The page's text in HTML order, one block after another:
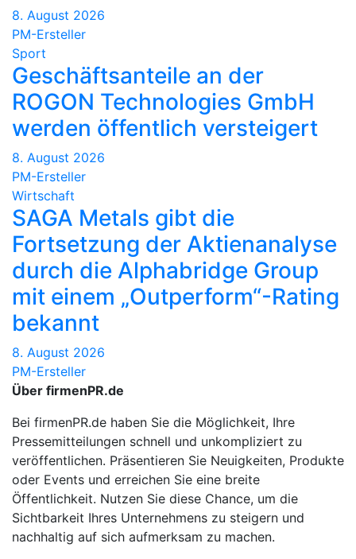
8. August 2026
PM-Ersteller
Sport
Geschäftsanteile an der
ROGON Technologies GmbH
werden öffentlich versteigert
8. August 2026
PM-Ersteller
Wirtschaft
SAGA Metals gibt die
Fortsetzung der Aktienanalyse
durch die Alphabridge Group
mit einem „Outperform“-Rating
bekannt
8. August 2026
PM-Ersteller
Über firmenPR.de
Bei firmenPR.de haben Sie die Möglichkeit, Ihre
Pressemitteilungen schnell und unkompliziert zu
veröffentlichen. Präsentieren Sie Neuigkeiten, Produkte
oder Events und erreichen Sie eine breite
Öffentlichkeit. Nutzen Sie diese Chance, um die
Sichtbarkeit Ihres Unternehmens zu steigern und
nachhaltig auf sich aufmerksam zu machen.